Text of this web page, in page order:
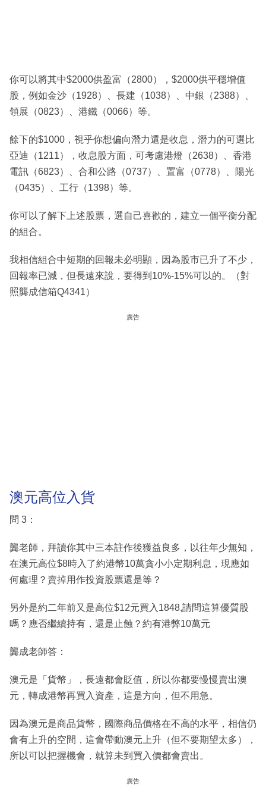
你可以將其中$2000供盈富（2800），$2000供平穩增值
股，例如金沙（1928）、長建（1038）、中銀（2388）、
領展（0823）、港鐵（0066）等。
餘下的$1000，視乎你想偏向潛力還是收息，潛力的可選比
亞迪（1211），收息股方面，可考慮港燈（2638）、香港
電訊（6823）、合和公路（0737）、置富（0778）、陽光
（0435）、工行（1398）等。
你可以了解下上述股票，選自己喜歡的，建立一個平衡分配
的組合。
我相信組合中短期的回報未必明顯，因為股市已升了不少，
回報率已減，但長遠來說，要得到10%-15%可以的。（對
照龔成信箱Q4341）
廣告
澳元高位入貨
問 3：
龔老師，拜讀你其中三本註作後獲益良多，以往年少無知，
在澳元高位$8時入了約港幣10萬貪小小定期利息，現應如
何處理？賣掉用作投資股票還是等？
另外是約二年前又是高位$12元買入1848,請問這算優質股
嗎？應否繼續持有，還是止蝕？約有港弊10萬元
龔成老師答：
澳元是「貨幣」，長遠都會貶值，所以你都要慢慢賣出澳
元，轉成港幣再買入資產，這是方向，但不用急。
因為澳元是商品貨幣，國際商品價格在不高的水平，相信仍
會有上升的空間，這會帶動澳元上升（但不要期望太多），
所以可以把握機會，就算未到買入價都會賣出。
廣告